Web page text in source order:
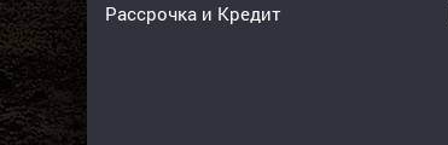
Рассрочка и Кредит